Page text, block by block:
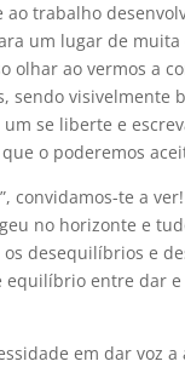
trabalho
um lugar de
olhar ao vermos a
sendo visivelmente
se liberte e
o poderemos
convidamos-te a
no horizonte e
desequilíbrios e
entre dar
em dar voz